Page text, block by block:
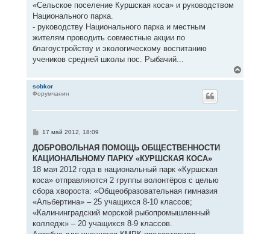
«Сельское поселение Куршская коса» и руководством
Национального парка.
- руководству Национального парка и местным
жителям проводить совместные акции по
благоустройству и экологическому воспитанию
учеников средней школы пос. Рыбачий...
sobkor
Форумчанин
С
о
щ
е
и
е
17 май 2012, 18:09
ДОБРОВОЛЬНАЯ ПОМОЩЬ ОБЩЕСТВЕННОСТИ
КАЦИОНАЛЬНОМУ ПАРКУ «КУРШСКАЯ КОСА»
18 мая 2012 года в национальный парк «Куршская
коса» отправляются 2 группы волонтёров с целью
сбора хвороста: «Общеобразовательная гимназия
«Альбертина» – 25 учащихся 8-10 классов;
«Калининградский морской рыбопромышленный
колледж» – 20 учащихся 8-9 классов.